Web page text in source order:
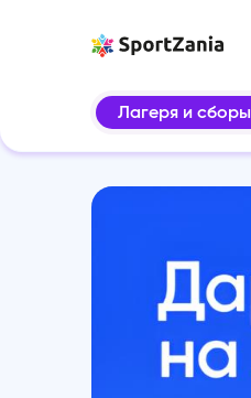
Лагеря и сборы